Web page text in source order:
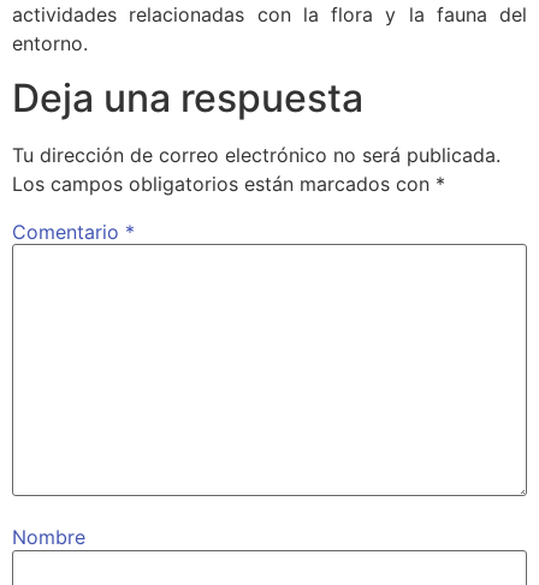
actividades relacionadas con la flora y la fauna del
entorno.
Deja una respuesta
Tu dirección de correo electrónico no será publicada.
Los campos obligatorios están marcados con *
Comentario *
Nombre